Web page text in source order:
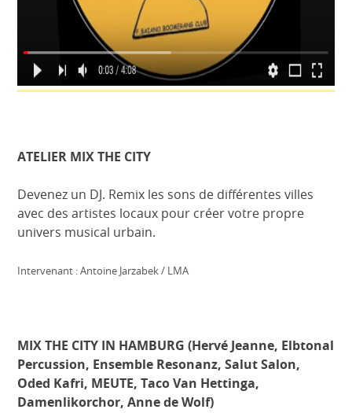
ATELIER MIX THE CITY
Devenez un DJ. Remix les sons de différentes villes
avec des artistes locaux pour créer votre propre
univers musical urbain.
Intervenant : Antoine Jarzabek / LMA
MIX THE CITY IN HAMBURG(Hervé Jeanne, Elbtonal
Percussion, Ensemble Resonanz, Salut Salon,
Oded Kafri, MEUTE, Taco Van Hettinga,
Damenlikorchor, Anne de Wolf)